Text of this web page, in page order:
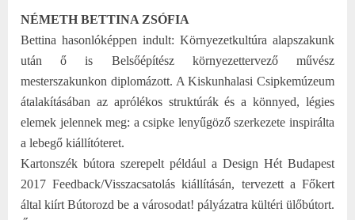
NÉMETH BETTINA ZSÓFIA
Bettina hasonlóképpen indult: Környezetkultúra alapszakunk
után ő is Belsőépítész környezettervező művész
mesterszakunkon diplomázott. A Kiskunhalasi Csipkemúzeum
átalakításában az aprólékos struktúrák és a könnyed, légies
elemek jelennek meg: a csipke lenyűgöző szerkezete inspirálta
a lebegő kiállítóteret.
Kartonszék bútora szerepelt például a Design Hét Budapest
2017 Feedback/Visszacsatolás kiállításán, tervezett a Főkert
által kiírt Bútorozd be a városodat! pályázatra kültéri ülőbútort.